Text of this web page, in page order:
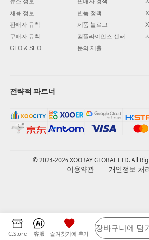
C.Store 客服 즐겨찾기에 추가
장바구니에 담기
뉴스 정보
채용 정보
판매자 규칙
구매자 규칙
GEO & SEO
판매자 정책
반품 정책
제품 블로그
컴플라이언스 센터
문의 제출
전략적 파트너
© 2024-2026 XOOBAY GLOBAL LTD. All
이용약관 개인정보 처